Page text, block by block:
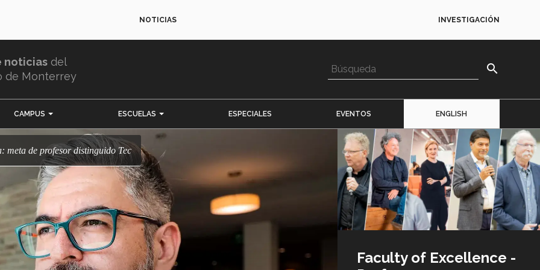
NOTICIAS INVESTIGACIÓN
noticias del
de Monterrey
search
CAMPUS ESCUELAS ESPECIALES EVENTOS ENGLISH
meta de profesor distinguido Tec
Imagen
o
logo
Faculty of Excellence -